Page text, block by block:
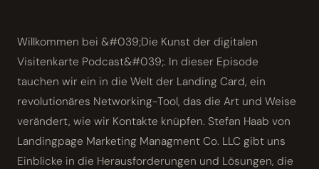
Willkommen bei &#039;Die Kunst der digitalen
Visitenkarte Podcast&#039;. In dieser Episode
tauchen wir ein in die Welt der Landing Card, ein
revolutionäres Networking-Tool, das die Art und Weise
verändert, wie wir Kontakte knüpfen. Stefan Haab von
Landingpage Marketing Managment Co. LLC gibt uns
Einblicke in die Herausforderungen und Lösungen, die